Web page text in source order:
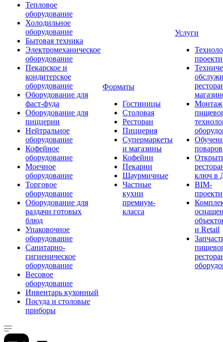
Тепловое
оборудование
Холодильное
оборудование
Бытовая техника
Электромеханическое
оборудование
Пекарское и
кондитерское
оборудование
Оборудование для
фаст-фуда
Оборудование для
пиццерии
Нейтральное
оборудование
Кофейное
оборудование
Моечное
оборудование
Торговое
оборудование
Оборудование для
раздачи готовых
блюд
Упаковочное
оборудование
Санитарно-
гигиеническое
оборудование
Весовое
оборудование
Инвентарь кухонный
Посуда и столовые
приборы
Форматы
Гостиницы
Столовая
Ресторан
Пиццерия
Супермаркеты
и магазины
Кофейни
Пекарни
Шаурмичные
Частные
кухни
премиум-
класса
Услуги
Монтаж
поваров
ключ в
BIM-
и Retail